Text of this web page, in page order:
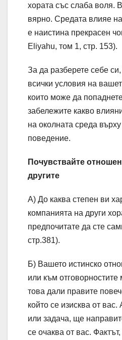
хората със слаба воля.
вярно. Средата влияе
е наистина прекрасен
Eliyahu, том 1, стр. 153).
За да разберете себе
всички условия на
които може да
забележите какво
на околната среда
поведение.
Почувствайте
другите
А) До каква степен ви
компанията на други
предпочитате да сте
стр.381).
Б) Вашето истинско
или към
това дали правите
който се изисква от
или задача, ще
се очаква от вас.